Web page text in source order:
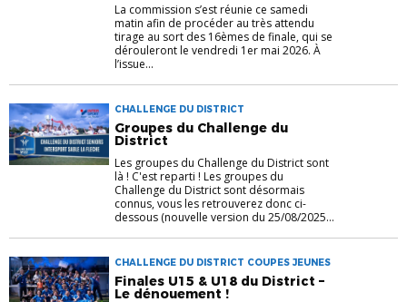
La commission s’est réunie ce samedi
matin afin de procéder au très attendu
tirage au sort des 16èmes de finale, qui se
dérouleront le vendredi 1er mai 2026. À
l’issue...
CHALLENGE DU DISTRICT
Groupes du Challenge du
District
Les groupes du Challenge du District sont
là ! C'est reparti ! Les groupes du
Challenge du District sont désormais
connus, vous les retrouverez donc ci-
dessous (nouvelle version du 25/08/2025...
CHALLENGE DU DISTRICT COUPES JEUNES
Finales U15 & U18 du District –
Le dénouement !